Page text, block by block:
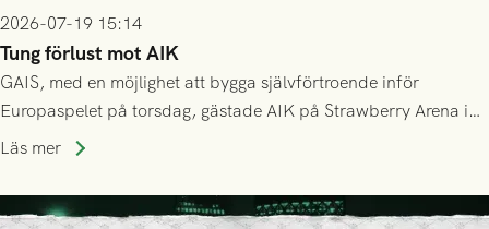
2026-07-19 15:14
Tung förlust mot AIK
GAIS, med en möjlighet att bygga självförtroende inför
Europaspelet på torsdag, gästade AIK på Strawberry Arena i
Stockholm . Men trots konstant hotande i första halvlek av
lyckades få in 2-0.
Läs mer